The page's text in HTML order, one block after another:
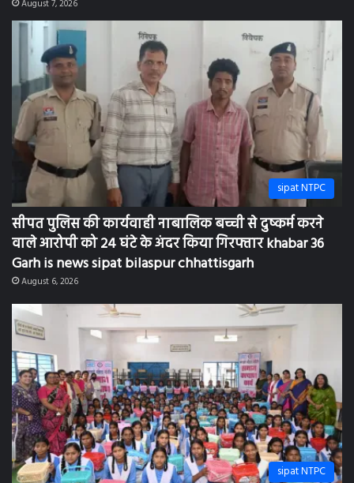
sipat NTPC
सीपत पुलिस की कार्यवाही नाबालिक बच्ची से दुष्कर्म करने
वाले आरोपी को 24 घंटे के अंदर किया गिरफ्तार khabar 36
Garh is news sipat bilaspur chhattisgarh
August 6, 2026
sipat NTPC